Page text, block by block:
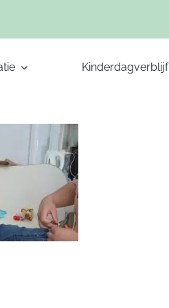
Kinderdagverblijf